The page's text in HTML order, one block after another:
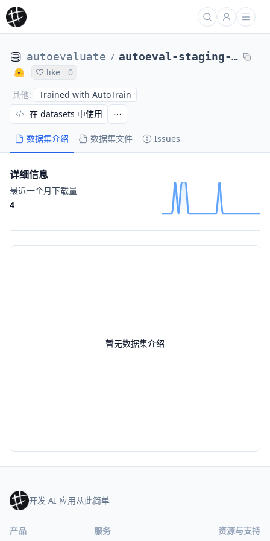
autoevaluate / autoeval-staging-eval-autoevaluate__zero-shot-classification-sample-autoevalu-40d85c-155
like
0
其他: Trained with AutoTrain
数据集介绍 数据集文件 Issues
在 datasets 中使用
暂无数据集介绍
详细信息
最近一个月下载量
4
开发 AI 应用从此简单
产品 服务 资源与支持